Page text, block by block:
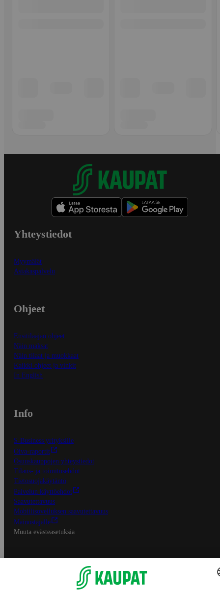
Yhteystiedot
Myymälät
Asiakaspalvelu
Ohjeet
Ensitilaajan ohjeet
Näin maksat
Näin tilaat ja muokkaat
Kaikki ohjeet ja vinkit
In English
Info
S-Business yrityksille
Oiva-raportit
Osuuskauppojen yhteystiedot
Tilaus- ja toimitusehdot
Tietosuojakäytäntö
Palvelun käyttöehdot
Saavutettavuus
Mobiilisovelluksen saavutettavuus
Mainostajalle
Muuta evästeasetuksia
S-ryhmän palvelut